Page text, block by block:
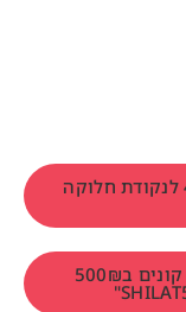
משלוח חינם עד הבית מעל 499₪ לנקודת חלוקה
הטבה שווה במיוחד לזמן מוגבל! קונים ב500₪